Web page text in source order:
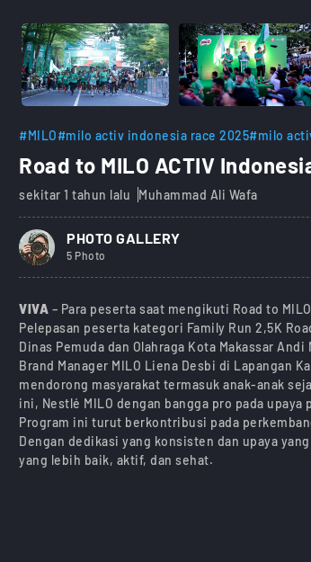
#MILO#milo activ indonesia race 2025#milo
Road to MILO ACTIV
sekitar 1 tahun lalu Muhammad Ali Wafa
PHOTO GALLERY
5 Photo
VIVA – Para peserta saat mengikuti Road to
Pelepasan peserta kategori Family Run 2,5K
Dinas Pemuda dan Olahraga Kota Makassar
Brand Manager MILO Liena Desbi di Lapangan
mendorong masyarakat termasuk anak-anak
ini, Nestlé MILO dengan bangga pro pada
Program ini turut berkontribusi pada
Dengan dedikasi yang konsisten dan upaya
yang lebih baik, aktif, dan sehat.